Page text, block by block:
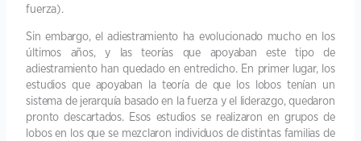
fuerza).
Sin embargo, el adiestramiento ha evolucionado mucho en los
últimos años, y las teorías que apoyaban este tipo de
adiestramiento han quedado en entredicho. En primer lugar, los
estudios que apoyaban la teoría de que los lobos tenían un
sistema de jerarquía basado en la fuerza y el liderazgo, quedaron
pronto descartados. Esos estudios se realizaron en grupos de
lobos en los que se mezclaron individuos de distintas familias de